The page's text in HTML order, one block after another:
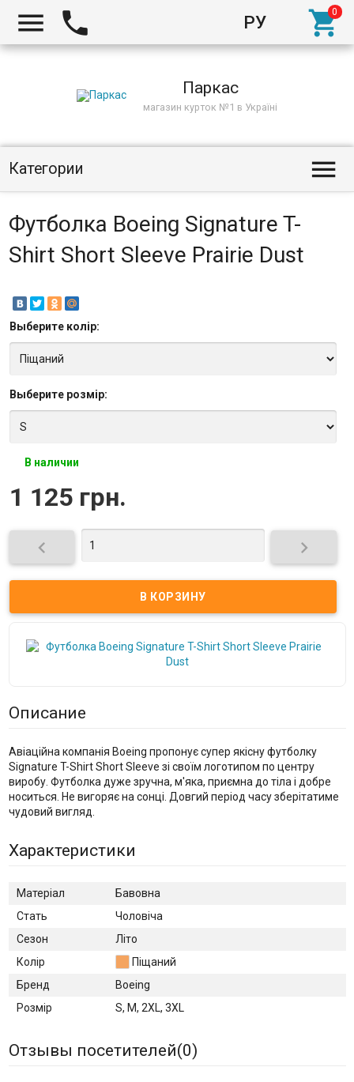
РУ
  
Паркас
магазин курток №1 в Україні
Категории 
Футболка Boeing Signature T-
Shirt Short Sleeve Prairie Dust
Выберите колір:
Выберите розмір:
В наличии
1 125 грн.
 
Описание
Авіаційна компанія Boeing пропонує супер якісну футболку
Signature T-Shirt Short Sleeve зі своїм логотипом по центру
виробу. Футболка дуже зручна, м'яка, приємна до тіла і добре
носиться. Не вигоряє на сонці. Довгий період часу зберітатиме
чудовий вигляд.
Характеристики
Матеріал
Бавовна
Стать
Чоловіча
Сезон
Літо
Колір
Піщаний
Бренд
Boeing
Розмір
S, M, 2XL, 3XL
Отзывы посетителей(0)